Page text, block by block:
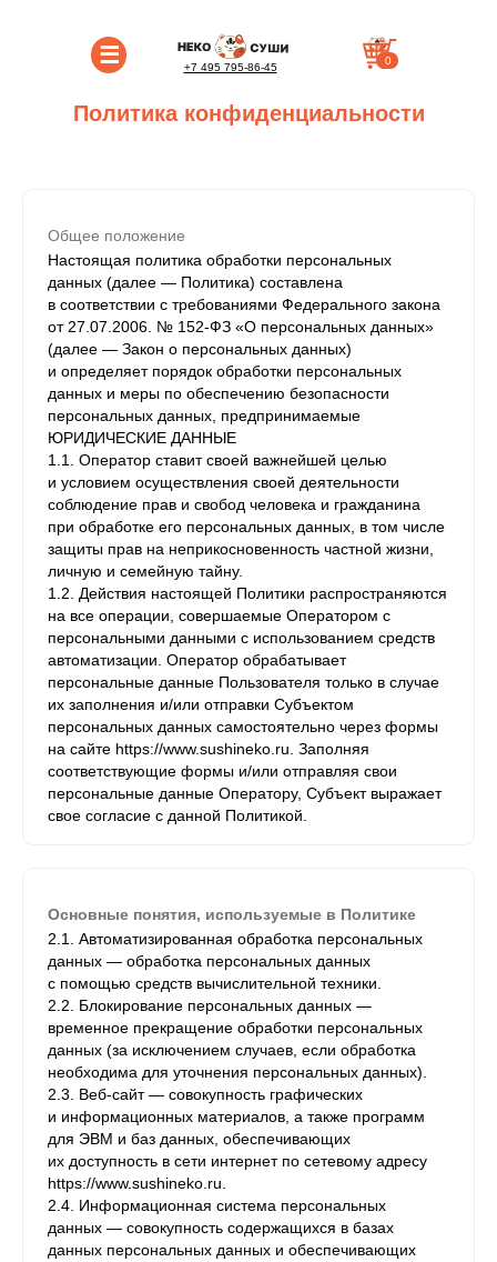
0
☰ +7 495 795-86-45
Политика конфиденциальности
Общее положение
Настоящая политика обработки персональных
данных (далее — Политика) составлена
в соответствии с требованиями Федерального закона
от 27.07.2006. № 152-ФЗ «О персональных данных»
(далее — Закон о персональных данных)
и определяет порядок обработки персональных
данных и меры по обеспечению безопасности
персональных данных, предпринимаемые
ЮРИДИЧЕСКИЕ ДАННЫЕ
1.1. Оператор ставит своей важнейшей целью
и условием осуществления своей деятельности
соблюдение прав и свобод человека и гражданина
при обработке его персональных данных, в том числе
защиты прав на неприкосновенность частной жизни,
личную и семейную тайну.
1.2. Действия настоящей Политики распространяются
на все операции, совершаемые Оператором с
персональными данными с использованием средств
автоматизации. Оператор обрабатывает
персональные данные Пользователя только в случае
их заполнения и/или отправки Субъектом
персональных данных самостоятельно через формы
на сайте https://www.sushineko.ru. Заполняя
соответствующие формы и/или отправляя свои
персональные данные Оператору, Субъект выражает
свое согласие с данной Политикой.
Основные понятия, используемые в Политике
2.1. Автоматизированная обработка персональных
данных — обработка персональных данных
с помощью средств вычислительной техники.
2.2. Блокирование персональных данных —
временное прекращение обработки персональных
данных (за исключением случаев, если обработка
необходима для уточнения персональных данных).
2.3. Веб-сайт — совокупность графических
и информационных материалов, а также программ
для ЭВМ и баз данных, обеспечивающих
их доступность в сети интернет по сетевому адресу
https://www.sushineko.ru.
2.4. Информационная система персональных
данных — совокупность содержащихся в базах
данных персональных данных и обеспечивающих